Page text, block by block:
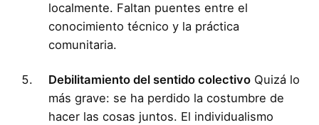
localmente. Faltan puentes entre el
conocimiento técnico y la práctica
comunitaria.
Debilitamiento del sentido colectivoQuizá lo
más grave: se ha perdido la costumbre de
hacer las cosas juntos. El individualismo